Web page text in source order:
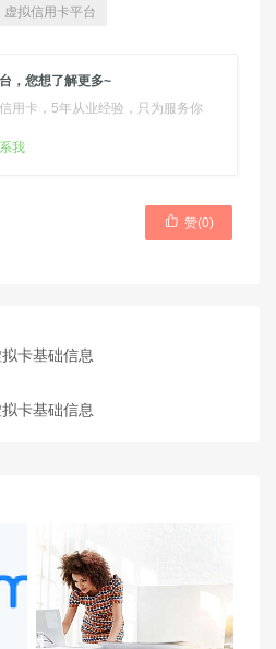
虚拟信用卡平台
，您想了解更多~
用卡，5年从业经验，只为服务你
我
 赞(0)
卡基础信息
卡基础信息